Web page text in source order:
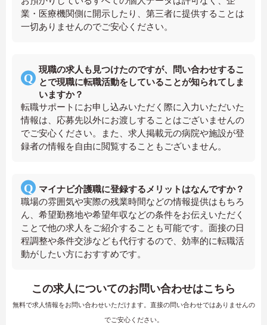
業・医療機関側に開示したり、第三者に提供することは
一切ありませんのでご安心ください。
現職の求人も見つけたのですが、問い合わせするこ
とで現職に転職活動をしていることが知られてしま
いますか？
転職サポートにお申し込みいただく際に入力いただいた
情報は、応募先以外にお渡しすることはございませんの
でご安心ください。また、求人掲載元の病院や施設が登
録者の情報を自由に閲覧することもございません。
マイナビ介護職に登録するメリットはなんですか？
職場の雰囲気や実際の残業時間などの情報提供はもちろ
ん、希望勤務地や希望年収などの条件をお伝えいただく
ことで他の求人をご紹介することも可能です。面接の日
程調整や条件交渉なども代行するので、効率的に転職活
動がしたい方におすすめです。
この求人についてのお問い合わせはこちら
無料で求人情報をお問い合わせいただけます。直接の問い合わせではありませんの
でご安心ください。